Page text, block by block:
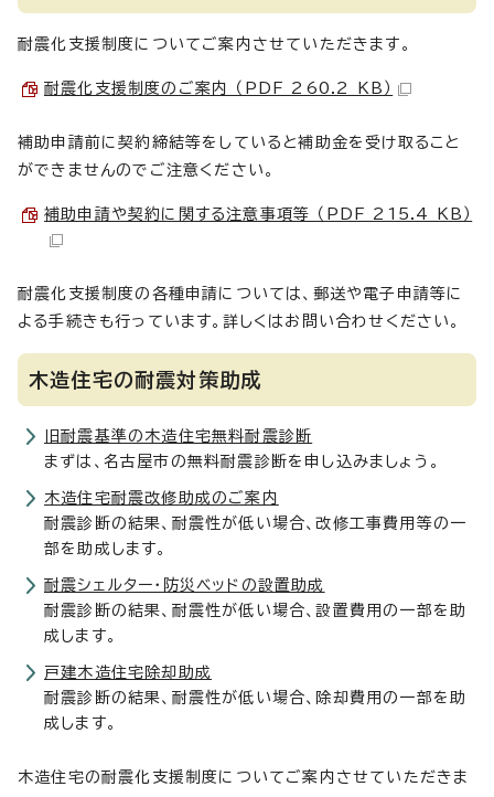
耐震化支援制度についてご案内させていただきます。
耐震化支援制度のご案内 （PDF 260.2 KB）
補助申請前に契約締結等をしていると補助金を受け取ること
ができませんのでご注意ください。
補助申請や契約に関する注意事項等 （PDF 215.4 KB）
耐震化支援制度の各種申請については、郵送や電子申請等に
よる手続きも行っています。詳しくはお問い合わせください。
木造住宅の耐震対策助成
旧耐震基準の木造住宅無料耐震診断
まずは、名古屋市の無料耐震診断を申し込みましょう。
木造住宅耐震改修助成のご案内
耐震診断の結果、耐震性が低い場合、改修工事費用等の一
部を助成します。
耐震シェルター・防災ベッドの設置助成
耐震診断の結果、耐震性が低い場合、設置費用の一部を助
成します。
戸建木造住宅除却助成
耐震診断の結果、耐震性が低い場合、除却費用の一部を助
成します。
木造住宅の耐震化支援制度についてご案内させていただきま